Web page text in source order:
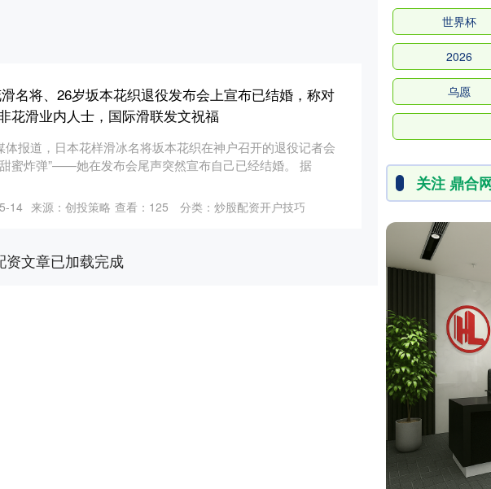
名将、26岁坂本花织退役发布会上宣布已结婚，称对
花滑业内人士，国际滑联发文祝福
体报道，日本花样滑冰名将坂本花织在神户召开的退役记者会
蜜炸弹”——她在发布会尾声突然宣布自己已经结婚。 据
14 来源：创投策略 查看： 125 分类： 炒股配资开户技巧
资文章已加载完成
世界杯
2026
乌愿
关注 鼎合